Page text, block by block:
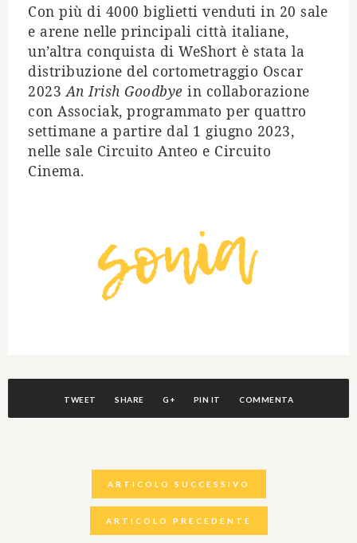
Con più di 4000 biglietti venduti in 20 sale
e arene nelle principali città italiane,
un’altra conquista di WeShort è stata la
distribuzione del cortometraggio Oscar
2023An Irish Goodbye in collaborazione
con Associak, programmato per quattro
settimane a partire dal 1 giugno 2023,
nelle sale Circuito Anteo e Circuito
Cinema.
TWEET SHARE G+ PIN IT COMMENTA
ARTICOLO SUCCESSIVO
ARTICOLO PRECEDENTE